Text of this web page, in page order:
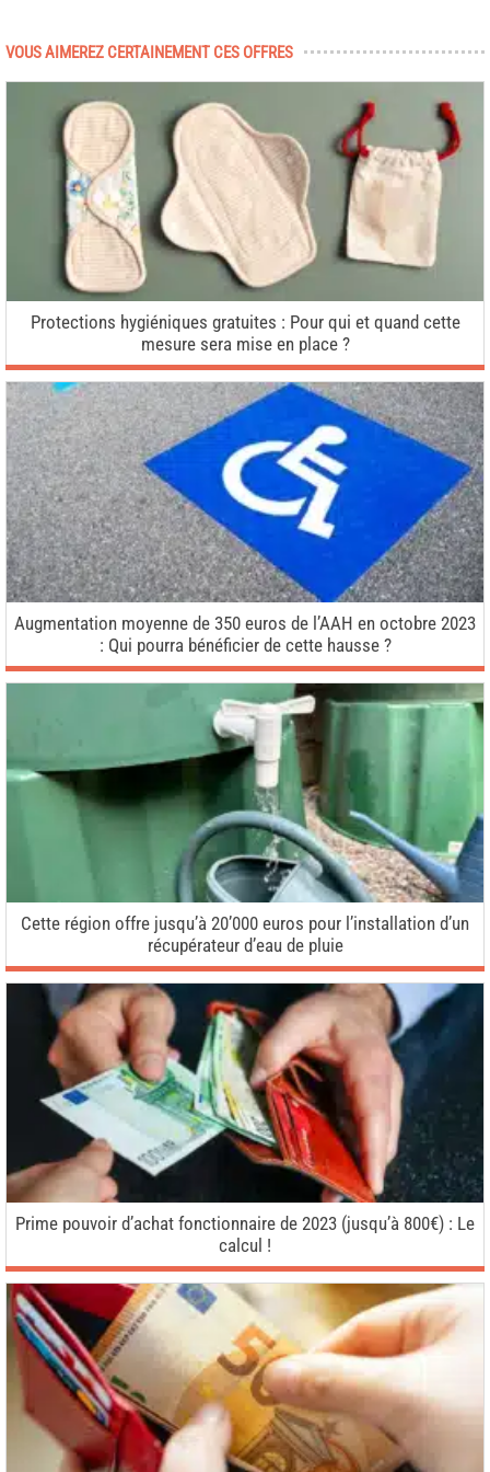
VOUS AIMEREZ CERTAINEMENT CES OFFRES
Protections hygiéniques gratuites : Pour qui et quand cette
mesure sera mise en place ?
Augmentation moyenne de 350 euros de l’AAH en octobre 2023
: Qui pourra bénéficier de cette hausse ?
Cette région offre jusqu’à 20’000 euros pour l’installation d’un
récupérateur d’eau de pluie
Prime pouvoir d’achat fonctionnaire de 2023 (jusqu’à 800€) : Le
calcul !